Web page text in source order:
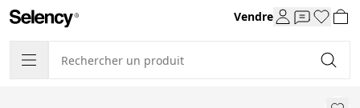
Vendre